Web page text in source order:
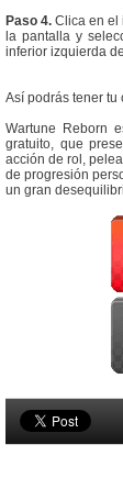
Paso 4. Clica en el
la pantalla y
inferior izquierda
Así podrás tener tu
Wartune Reborn
gratuito, que
acción de rol,
de progresión
un gran